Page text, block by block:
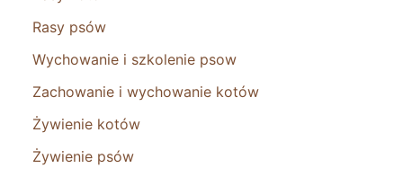
Rasy psów
Wychowanie i szkolenie psow
Zachowanie i wychowanie kotów
Żywienie kotów
Żywienie psów